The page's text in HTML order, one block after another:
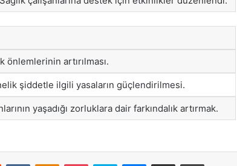
önlemlerinin artırılması.
şiddetle ilgili yasaların güçlendirilmesi.
yaşadığı zorluklara dair farkındalık artırmak.
Reddit VKontakteOdnoklassniki
Pocket Skype Messenger
E-Posta ile paylaş Yazdır